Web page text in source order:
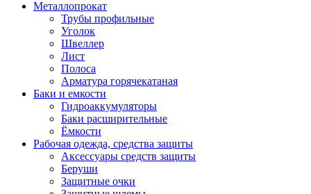
Металлопрокат
Трубы профильные
Уголок
Швеллер
Лист
Полоса
Арматура горячекатаная
Баки и емкости
Гидроаккумуляторы
Баки расширительные
Ёмкости
Рабочая одежда, средства защиты
Аксессуары средств защиты
Беруши
Защитные очки